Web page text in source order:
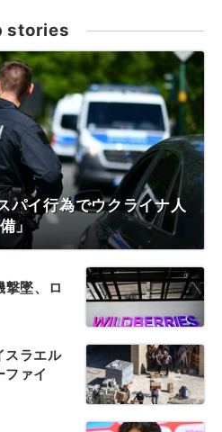
stories
パイ行為でウクライナ人
」
墜、ロ
スラエル
ファイ